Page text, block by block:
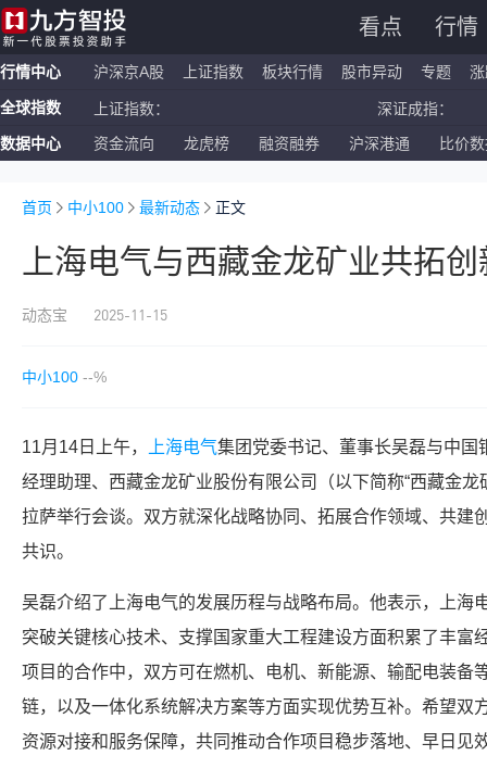
看点 行情
行情中心 沪深京A股 上证指数 板块行情 股市异动 专题
全球指数 上证指数： 深证成指：
恒生指数： 国企指数：
数据中心 资金流向 龙虎榜 融资融券 沪深港通 比价
首页 中小100 最新动态 正文
上海电气与西藏金龙矿业共拓
动态宝 2025-11-15
中小100 --%
11月14日上午， 上海电气集团党委书记、董事长吴磊与中
经理助理、西藏金龙矿业股份有限公司（以下简称“西藏金
拉萨举行会谈。双方就深化战略协同、拓展合作领域、共建
共识。
吴磊介绍了 上海电气的发展历程与战略布局。他表示，
上海
突破关键核心技术、支撑国家重大工程建设方面积累了丰富
项目的合作中，双方可在燃机、电机、 新能源、输配电装备
链，以及一体化系统解决方案等方面实现优势互补。希望双
资源对接和服务保障，共同推动合作项目稳步落地、早日见